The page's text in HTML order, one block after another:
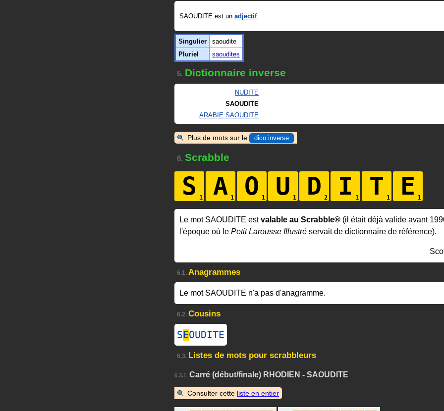
SAOUDITE est un adjectif.
Singulier
saoudite
Pluriel
saoudites
5. Dictionnaire inverse
NUDITE
SAOUDITE
ARABIE SAOUDITE
Plus de mots sur le dico inverse
6. Scrabble
S A O U D I T E
Le mot SAOUDITE estvalable au Scrabble® (il était déjà valide avant
l'époque où le Petit Larousse Illustré servait de dictionnaire de référence).
6.1. Anagrammes
Le mot SAOUDITE n'a pas d'anagramme.
6.2. Cousins
SEOUDITE
6.3. Listes de mots pour scrabbleurs
6.3.1. Carré (début/finale) RHODIEN - SAOUDITE
Consulter cette liste en entier